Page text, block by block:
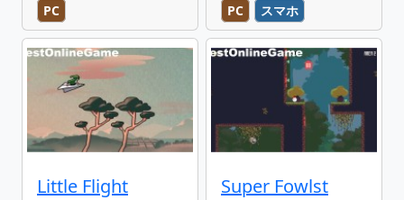
PC PC スマホ
Little Flight
Super Fowlst